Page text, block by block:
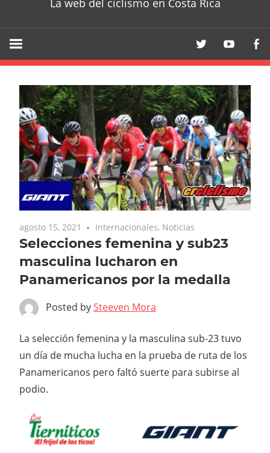
La web del ciclismo en Costa Rica
agosto 15, 2021 Internacionales, Noticias
Selecciones femenina y sub23
masculina lucharon en
Panamericanos por la medalla
Posted bySteeven Mora
La selección femenina y la masculina sub-23 tuvo
un día de mucha lucha en la prueba de ruta de los
Panamericanos pero faltó suerte para subirse al
podio.